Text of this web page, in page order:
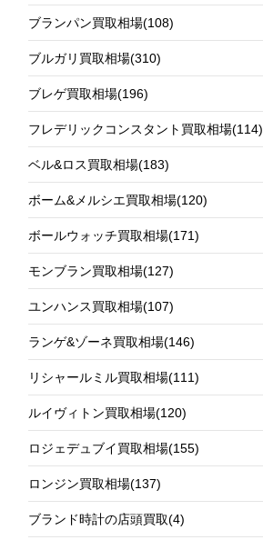
ブランパン買取相場(108)
ブルガリ買取相場(310)
ブレゲ買取相場(196)
フレデリックコンスタント買取相場(114)
ベル&ロス買取相場(183)
ボーム&メルシエ買取相場(120)
ボールウォッチ買取相場(171)
モンブラン買取相場(127)
ユンハンス買取相場(107)
ランゲ&ゾーネ買取相場(146)
リシャールミル買取相場(111)
ルイヴィトン買取相場(120)
ロジェデュブイ買取相場(155)
ロンジン買取相場(137)
ブランド時計の店頭買取(4)